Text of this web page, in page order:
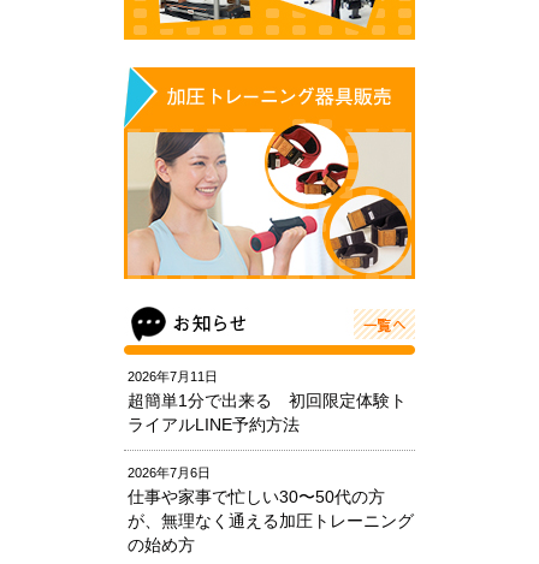
2026年7月11日
超簡単1分で出来る 初回限定体験ト
ライアルLINE予約方法
2026年7月6日
仕事や家事で忙しい30〜50代の方
が、無理なく通える加圧トレーニング
の始め方